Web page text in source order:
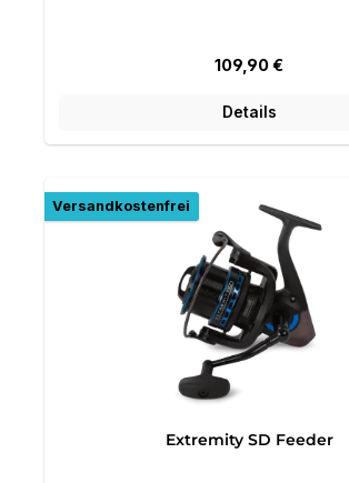
Regulärer Preis:
109,90 €
Details
Versandkostenfrei
Extremity SD Feeder